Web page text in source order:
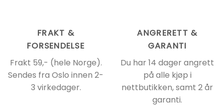
FRAKT &
FORSENDELSE
Frakt 59,- (hele Norge).
Sendes fra Oslo innen 2-
3 virkedager.
ANGRERETT &
GARANTI
Du har 14 dager angrett
på alle kjøp i
nettbutikken, samt 2 år
garanti.